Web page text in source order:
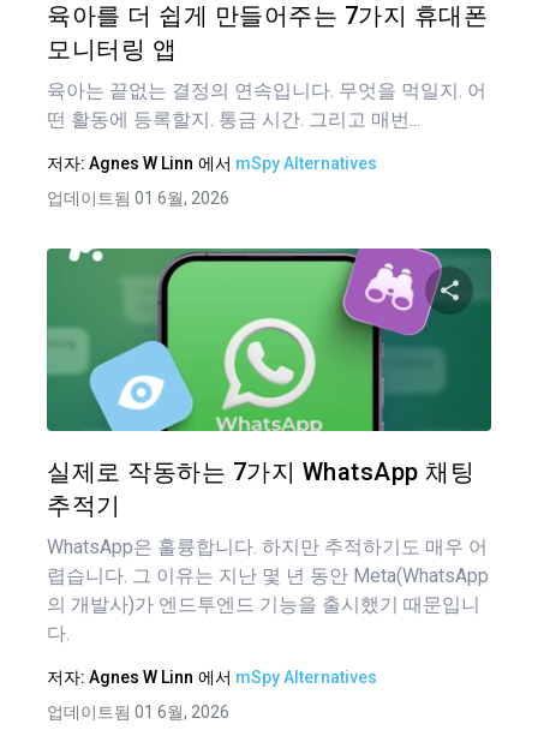
육아를 더 쉽게 만들어주는 7가지 휴대폰
모니터링 앱
육아는 끝없는 결정의 연속입니다. 무엇을 먹일지. 어
떤 활동에 등록할지. 통금 시간. 그리고 매번...
저자: Agnes W Linn 에서 mSpy Alternatives
업데이트됨 01 6월, 2026
실제로 작동하는 7가지 WhatsApp 채팅
추적기
WhatsApp은 훌륭합니다. 하지만 추적하기도 매우 어
렵습니다. 그 이유는 지난 몇 년 동안 Meta(WhatsApp
의 개발사)가 엔드투엔드 기능을 출시했기 때문입니
다.
저자: Agnes W Linn 에서 mSpy Alternatives
업데이트됨 01 6월, 2026